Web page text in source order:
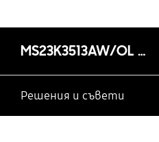
MS23K3513AW/OL Микровълнова печка с Quick Defrost, 23 л
Решения и съвети